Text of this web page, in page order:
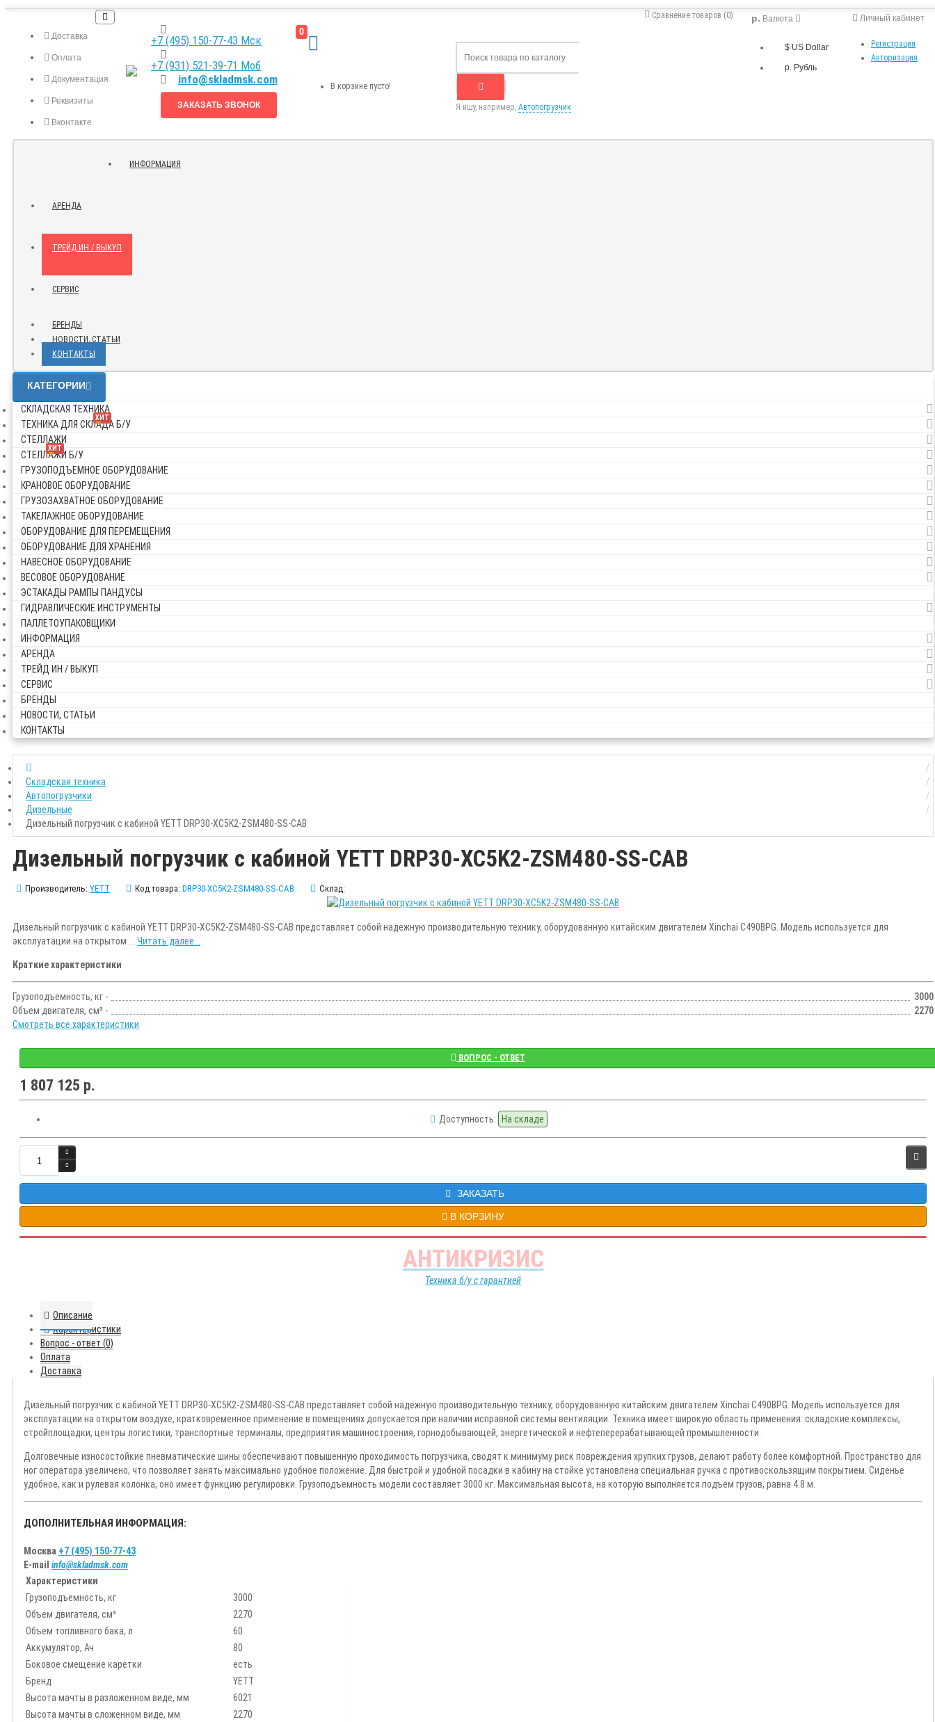
Доставка
Оплата
Документация
Реквизиты
Вконтакте
Я.ДЗЕН
Личный кабинет
Регистрация
Авторизация
р. Валюта
$ US Dollar
р. Рубль
Сравнение товаров (0)
+7 (495) 150-77-43 Мск
+7 (931) 521-39-71 Моб
info@skladmsk.com
ЗАКАЗАТЬ ЗВОНОК
0
В корзине пусто!
Я ищу, например,Автопогрузчик
ИНФОРМАЦИЯ
АРЕНДА
ТРЕЙД ИН / ВЫКУП
СЕРВИС
БРЕНДЫ
НОВОСТИ, СТАТЬИ
КОНТАКТЫ
КАТЕГОРИИ
СКЛАДСКАЯ ТЕХНИКА
ХИТ
ТЕХНИКА ДЛЯ СКЛАДА Б/У
СТЕЛЛАЖИ
ХИТ
СТЕЛЛАЖИ Б/У
ГРУЗОПОДЪЕМНОЕ ОБОРУДОВАНИЕ
КРАНОВОЕ ОБОРУДОВАНИЕ
ГРУЗОЗАХВАТНОЕ ОБОРУДОВАНИЕ
ТАКЕЛАЖНОЕ ОБОРУДОВАНИЕ
ОБОРУДОВАНИЕ ДЛЯ ПЕРЕМЕЩЕНИЯ
ОБОРУДОВАНИЕ ДЛЯ ХРАНЕНИЯ
НАВЕСНОЕ ОБОРУДОВАНИЕ
ВЕСОВОЕ ОБОРУДОВАНИЕ
ЭСТАКАДЫ РАМПЫ ПАНДУСЫ
ГИДРАВЛИЧЕСКИЕ ИНСТРУМЕНТЫ
ПАЛЛЕТОУПАКОВЩИКИ
ИНФОРМАЦИЯ
АРЕНДА
ТРЕЙД ИН / ВЫКУП
СЕРВИС
БРЕНДЫ
НОВОСТИ, СТАТЬИ
КОНТАКТЫ
Складская техника
Автопогрузчики
Дизельные
Дизельный погрузчик с кабиной YETT DRP30-XC5K2-ZSM480-SS-CAB
Дизельный погрузчик с кабиной YETT DRP30-XC5K2-ZSM480-SS-CAB
Производитель: YETT Код товара: DRP30-XC5K2-ZSM480-SS-CAB Склад:
Дизельный погрузчик с кабиной YETT DRP30-XC5K2-ZSM480-SS-CAB представляет собой надежную производительную технику, оборудованную китайским двигателем Xinchai C490BPG. Модель используется для
эксплуатации на открытом ... Читать далее...
Краткие характеристики
Грузоподъемность, кг -
3000
Объем двигателя, см³ -
2270
Смотреть все характеристики
ВОПРОС - ОТВЕТ
1 807 125 р.
Доступность: На складе
ЗАКАЗАТЬ
В КОРЗИНУ
АНТИКРИЗИС
Техника б/у с гарантией
Описание
Характеристики
Вопрос - ответ (0)
Оплата
Доставка
Дизельный погрузчик с кабиной YETT DRP30-XC5K2-ZSM480-SS-CAB представляет собой надежную производительную технику, оборудованную китайским двигателем Xinchai C490BPG. Модель используется для
эксплуатации на открытом воздухе, кратковременное применение в помещениях допускается при наличии исправной системы вентиляции. Техника имеет широкую область применения: складские комплексы,
стройплощадки, центры логистики, транспортные терминалы, предприятия машиностроения, горнодобывающей, энергетической и нефтеперерабатывающей промышленности.
Долговечные износостойкие пневматические шины обеспечивают повышенную проходимость погрузчика, сводят к минимуму риск повреждения хрупких грузов, делают работу более комфортной. Пространство для
ног оператора увеличено, что позволяет занять максимально удобное положение. Для быстрой и удобной посадки в кабину на стойке установлена специальная ручка с противоскользящим покрытием. Сиденье
удобное, как и рулевая колонка, оно имеет функцию регулировки. Грузоподъемность модели составляет 3000 кг. Максимальная высота, на которую выполняется подъем грузов, равна 4.8 м.
ДОПОЛНИТЕЛЬНАЯ ИНФОРМАЦИЯ:
Москва +7 (495) 150-77-43
E-mail info@skladmsk.com
Характеристики
Грузоподъемность, кг
3000
Объем двигателя, см³
2270
Объем топливного бака, л
60
Аккумулятор, Ач
80
Боковое смещение каретки
есть
Бренд
YETT
Высота мачты в разложенном виде, мм
6021
Высота мачты в сложенном виде, мм
2270